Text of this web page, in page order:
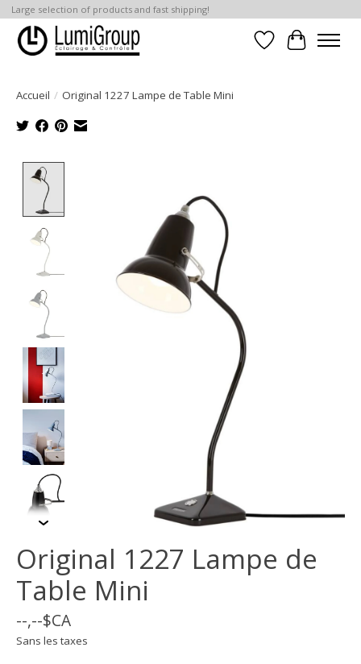
Large selection of products and fast shipping!
Liste dePanier
Accueil / Original 1227 Lampe de Table Mini
Original 1227 Lampe de
Table Mini
--,--$CA
Sans les taxes